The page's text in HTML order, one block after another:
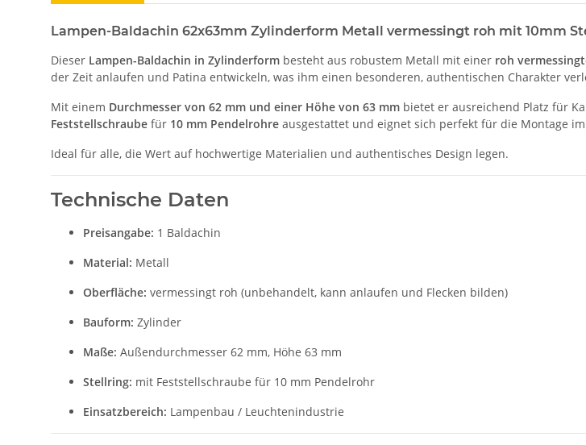
Lampen-Baldachin 62x63mm Zylinderform Metall vermessingt roh mit 10mm
Dieser Lampen-Baldachin in Zylinderform besteht aus robustem Metall mit einer roh
der Zeit anlaufen und Patina entwickeln, was ihm einen besonderen, authentischen Charakter
Mit einem Durchmesser von 62 mm und einer Höhe von 63 mm bietet er ausreichend Platz für
Feststellschraube für 10 mm Pendelrohre ausgestattet und eignet sich perfekt für die Montage
Ideal für alle, die Wert auf hochwertige Materialien und authentisches Design legen.
Technische Daten
Preisangabe: 1 Baldachin
Material: Metall
Oberfläche: vermessingt roh (unbehandelt, kann anlaufen und Flecken bilden)
Bauform: Zylinder
Maße: Außendurchmesser 62 mm, Höhe 63 mm
Stellring: mit Feststellschraube für 10 mm Pendelrohr
Einsatzbereich: Lampenbau / Leuchtenindustrie